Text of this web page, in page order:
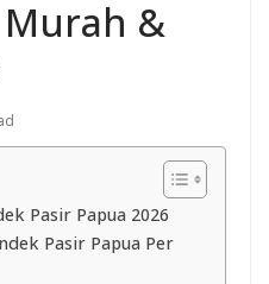
&
Pasir Papua 2026
Pasir Papua Per